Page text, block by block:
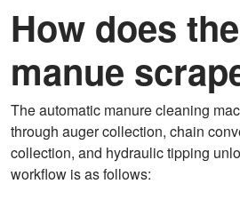
How does
manue
The automatic manure cleaning
through auger collection, chain
collection, and hydraulic tipping
workflow is as follows: